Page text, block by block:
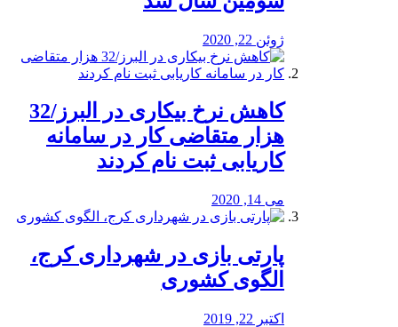
ژوئن 22, 2020
کاهش نرخ بیکاری در البرز/32
هزار متقاضی کار در سامانه
کاریابی ثبت نام کردند
می 14, 2020
پارتی بازی در شهرداری کرج،
الگوی کشوری
اکتبر 22, 2019